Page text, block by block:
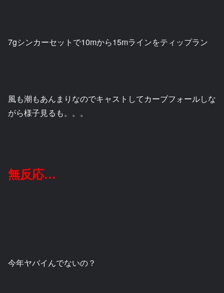
7gシンカーセットで10mから15mラインをティップラン
風も潮もあんまりなのでキャストしてカーブフォールしな
がら様子見るも。。。
無反応…
今年ヤバイんでないの？